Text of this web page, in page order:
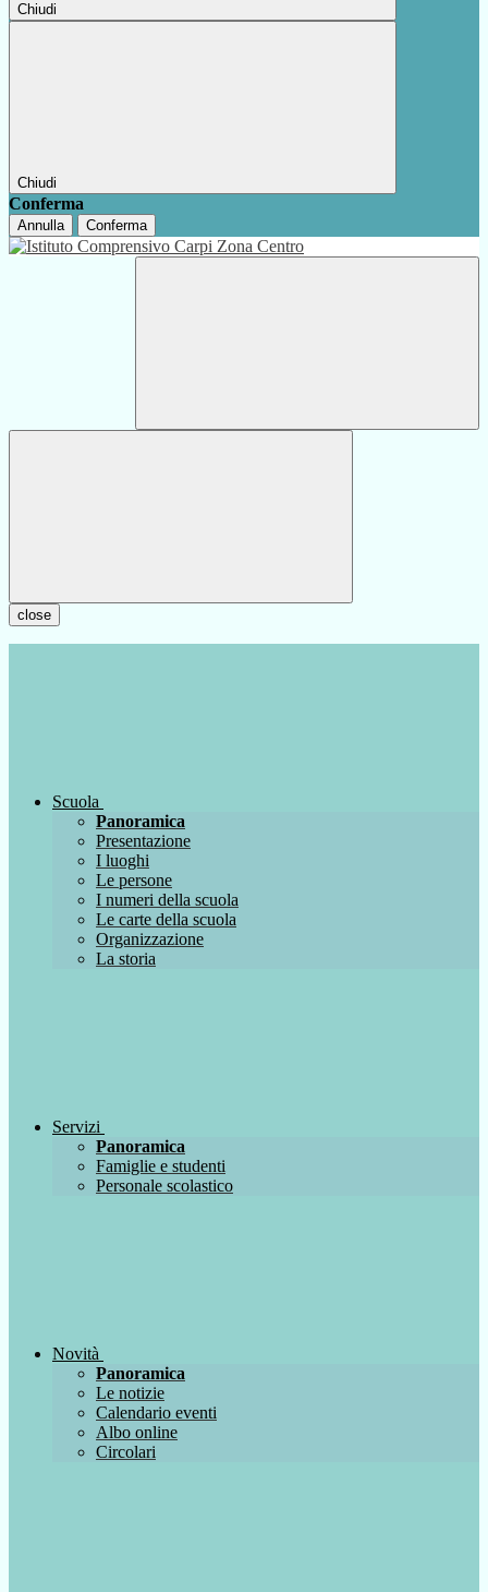
Chiudi
Chiudi
Conferma
Annulla Conferma
close
Scuola
Panoramica
Presentazione
I luoghi
Le persone
I numeri della scuola
Le carte della scuola
Organizzazione
La storia
Servizi
Panoramica
Famiglie e studenti
Personale scolastico
Novità
Panoramica
Le notizie
Calendario eventi
Albo online
Circolari